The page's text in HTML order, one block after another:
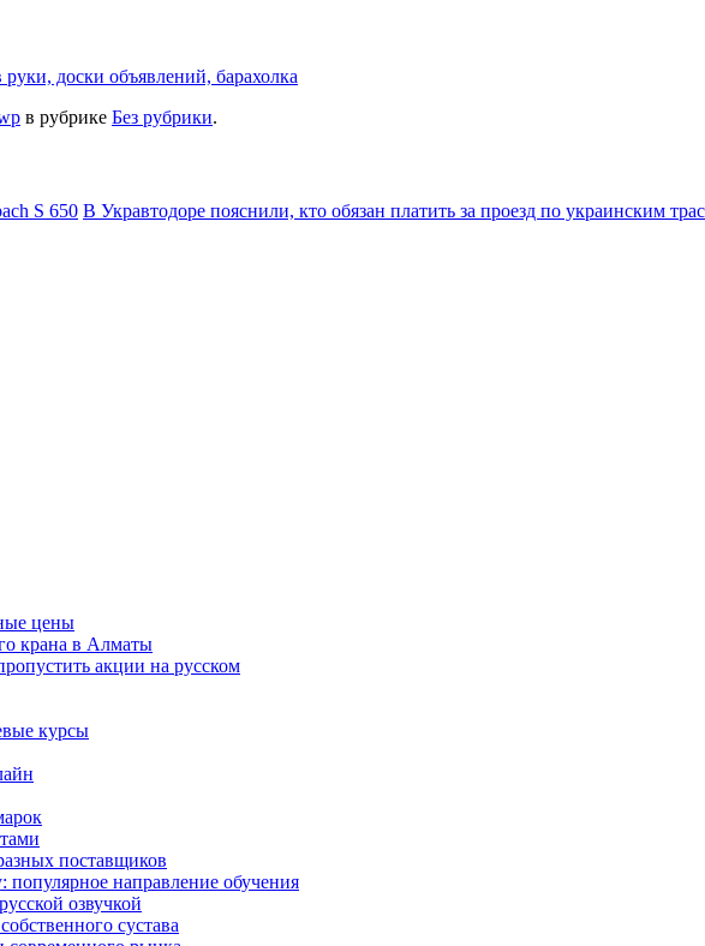
доски объявлений, барахолка
в рубрике Без рубрики.
S 650 В Укравтодоре пояснили, кто обязан платить за проезд по украинским
цены
крана в Алматы
акции на русском
курсы
поставщиков
направление обучения
озвучкой
сустава